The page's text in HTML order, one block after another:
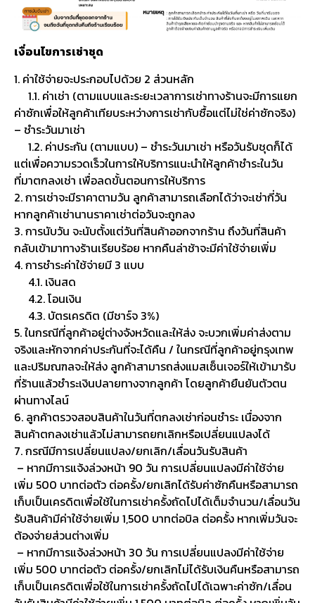
เงื่อนไขการเช่าชุด
1. ค่าใช้จ่ายจะประกอบไปด้วย 2 ส่วนหลัก
1.1. ค่าเช่า (ตามแบบและระยะเวลาการเช่าทางร้านจะมีการแยก
ค่าซักเพื่อให้ลูกค้าเทียบระหว่างการเช่ากับซื้อแต่ไม่ใช่ค่าซักจริง)
– ชำระวันมาเช่า
1.2. ค่าประกัน (ตามแบบ) – ชำระวันมาเช่า หรือวันรับชุดก็ได้
แต่เพื่อความรวดเร็วในการให้บริการแนะนำให้ลูกค้าชำระในวัน
ที่มาตกลงเช่า เพื่อลดขั้นตอนการให้บริการ
2. การเช่าจะมีราคาตามวัน ลูกค้าสามารถเลือกได้ว่าจะเช่ากี่วัน
หากลูกค้าเช่านานราคาเช่าต่อวันจะถูกลง
3. การนับวัน จะนับตั้งแต่วันที่สินค้าออกจากร้าน ถึงวันที่สินค้า
กลับเข้ามาทางร้านเรียบร้อย หากคืนล่าช้าจะมีค่าใช้จ่ายเพิ่ม
4. การชำระค่าใช้จ่ายมี 3 แบบ
4.1. เงินสด
4.2. โอนเงิน
4.3. บัตรเครดิต (มีชาร์จ 3%)
5. ในกรณีที่ลูกค้าอยู่ต่างจังหวัดและให้ส่ง จะบวกเพิ่มค่าส่งตาม
จริงและหักจากค่าประกันที่จะได้คืน / ในกรณีที่ลูกค้าอยู่กรุงเทพ
และปริมณฑลจะให้ส่ง ลูกค้าสามารถส่งแมสเซ็นเจอร์ให้เข้ามารับ
ที่ร้านแล้วชำระเงินปลายทางจากลูกค้า โดยลูกค้ายืนยันตัวตน
ผ่านทางไลน์
6. ลูกค้าตรวจสอบสินค้าในวันที่ตกลงเช่าก่อนชำระ เนื่องจาก
สินค้าตกลงเช่าแล้วไม่สามารถยกเลิกหรือเปลี่ยนแปลงได้
7. กรณีมีการเปลี่ยนแปลง/ยกเลิก/เลื่อนวันรับสินค้า
– หากมีการแจ้งล่วงหน้า 90 วัน การเปลี่ยนแปลงมีค่าใช้จ่าย
เพิ่ม 500 บาทต่อตัว ต่อครั้ง/ยกเลิกได้รับค่าซักคืนหรือสามารถ
เก็บเป็นเครดิตเพื่อใช้ในการเช่าครั้งถัดไปได้เต็มจำนวน/เลื่อนวัน
รับสินค้ามีค่าใช้จ่ายเพิ่ม 1,500 บาทต่อบิล ต่อครั้ง หากเพิ่มวันจะ
ต้องจ่ายส่วนต่างเพิ่ม
– หากมีการแจ้งล่วงหน้า 30 วัน การเปลี่ยนแปลงมีค่าใช้จ่าย
เพิ่ม 500 บาทต่อตัว ต่อครั้ง/ยกเลิกไม่ได้รับเงินคืนหรือสามารถ
เก็บเป็นเครดิตเพื่อใช้ในการเช่าครั้งถัดไปได้เฉพาะค่าซัก/เลื่อน